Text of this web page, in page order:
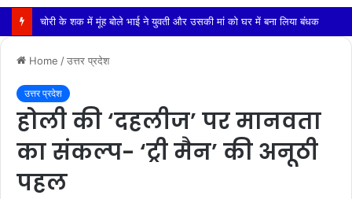
खेकड़ा में हुआ सरस्वती माताजी के चातुर्मास मंगल कलश स्थापना समारोह का भव्य आयोजन
Home /उत्तर प्रदेश
उत्तर प्रदेश
होली की ‘दहलीज’ पर मानवता
का संकल्प- ‘ट्री मैन’ की अनूठी
पहल